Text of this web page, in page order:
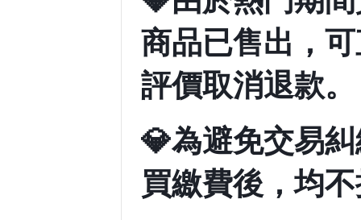
商品已售出，
評價取消退款。
💎為避免交易
買繳費後，均